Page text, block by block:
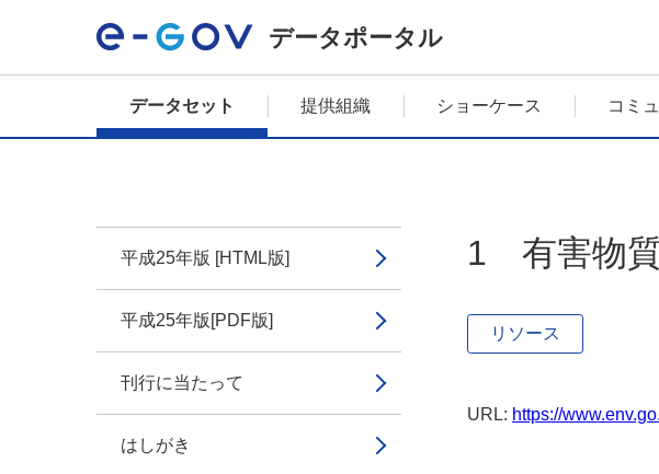
データポータル
データセット 提供組織 ショーケース コミ
平成25年版 [HTML版]
平成25年版[PDF版]
刊行に当たって
はしがき
1 有害物
リソース
URL: https://